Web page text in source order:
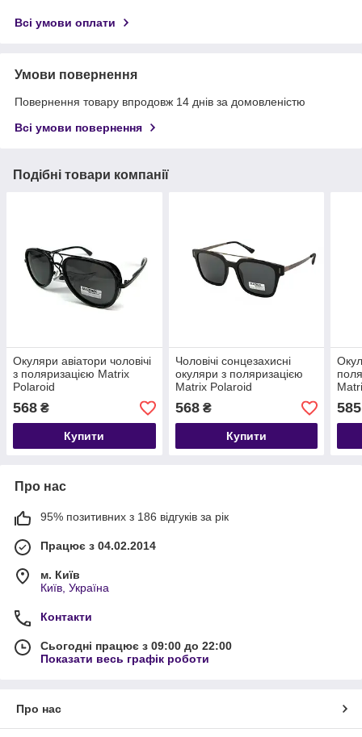
Всі умови оплати
Умови повернення
Повернення товару впродовж 14 днів за домовленістю
Всі умови повернення
Подібні товари компанії
Окуляри авіатори чоловічі
з поляризацією Matrix
Polaroid
568 ₴
Купити
Чоловічі сонцезахисні
окуляри з поляризацією
Matrix Polaroid
568₴
Купити
585
Про нас
95% позитивних з 186 відгуків за рік
Працює з 04.02.2014
м. Київ
Київ, Україна
Контакти
Сьогодні працює з 09:00 до 22:00
Показати весь графік роботи
Про нас